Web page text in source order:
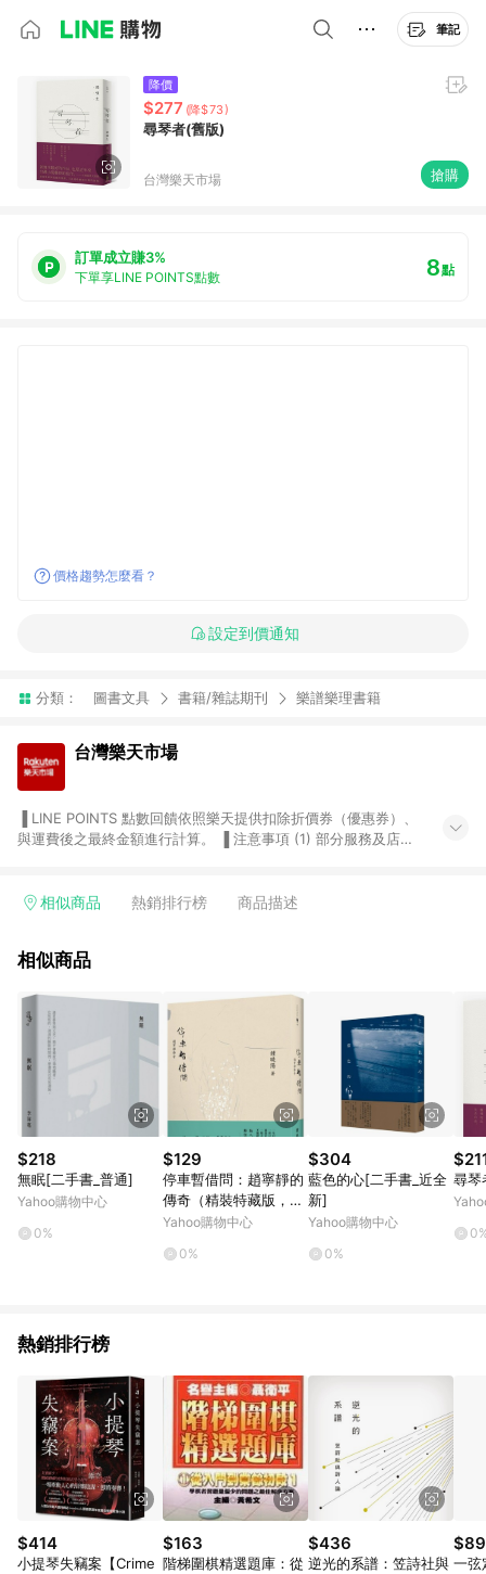
筆記
降價
$277 (降$73)
尋琴者(舊版)
台灣樂天市場 搶購
訂單成立賺3%
下單享LINE POINTS點數 8點
價格趨勢怎麼看？
設定到價通知
分類： 圖書文具 書籍/雜誌期刊 樂譜樂理書籍
台灣樂天市場
與運費後之最終金額進行計算。 ▐ 注意事項 (1) 部分服務及店家
Smart mobile、神腦生活、JS巨盛、樂天KOBO電子書，請詳閱
台灣樂天市場，並在同一瀏覽器於24小時內結帳，才享有 LINE
市場 45 天內完成訂單出貨及結帳，則不符合贈點資格。 (4) 如
使用APP、或中途瀏覽比價網、回饋網、Google等其他網頁、或
由網頁版(電腦版/手機版網頁)切換為App都將會造成追蹤中斷而
無法進行 LINE POINTS 回饋。 (5) LINE 購物為購物資訊整合性
平台，商品資料更新會有時間差，如顯示之商品規格、顏色、價
位、贈品與台灣樂天市場銷售網頁不符，以銷售網頁標示為準。
(6) 導購訂單已逾 365 天，根據台灣樂天回饋規定，逾期訂單將
不符合回饋資格。 (7) 若上述或其他原因，致使消費者無接收到
點數回饋或點數回饋有爭議，台灣樂天市場保有更改條款與法律
追訴之權利，活動詳情以樂天市場網站公告為準。
相似商品 熱銷排行榜 商品描述
相似商品
$218
無眠[二手書_普通]
Yahoo購物中心
0%
$129
停車暫借問：趙寧靜的
傳奇（精裝特藏版，獨
家收錄 張愛玲親筆信）
Yahoo購物中心
0%
$304
藍色的心[二手書_近全
新]
Yahoo購物中心
0%
尋琴
熱銷排行榜
$414
小提琴失竊案【Crime
$163
階梯圍棋精選題庫：從
$436
逆光的系譜：笠詩社與
$89
一弦